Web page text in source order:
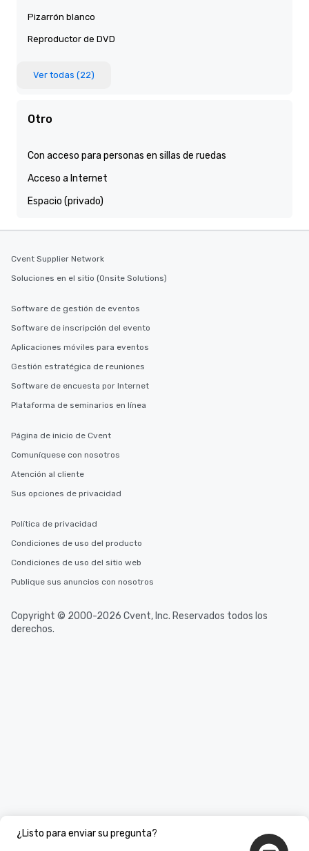
Pizarrón blanco
Reproductor de DVD
Ver todas (22)
Otro
Con acceso para personas en sillas de ruedas
Acceso a Internet
Espacio (privado)
¿Listo para enviar su pregunta?
Cvent Supplier Network
Soluciones en el sitio (Onsite Solutions)
Software de gestión de eventos
Software de inscripción del evento
Aplicaciones móviles para eventos
Gestión estratégica de reuniones
Software de encuesta por Internet
Plataforma de seminarios en línea
Página de inicio de Cvent
Comuníquese con nosotros
Atención al cliente
Sus opciones de privacidad
Política de privacidad
Condiciones de uso del producto
Condiciones de uso del sitio web
Publique sus anuncios con nosotros
Copyright © 2000-2026 Cvent, Inc. Reservados todos los
derechos.